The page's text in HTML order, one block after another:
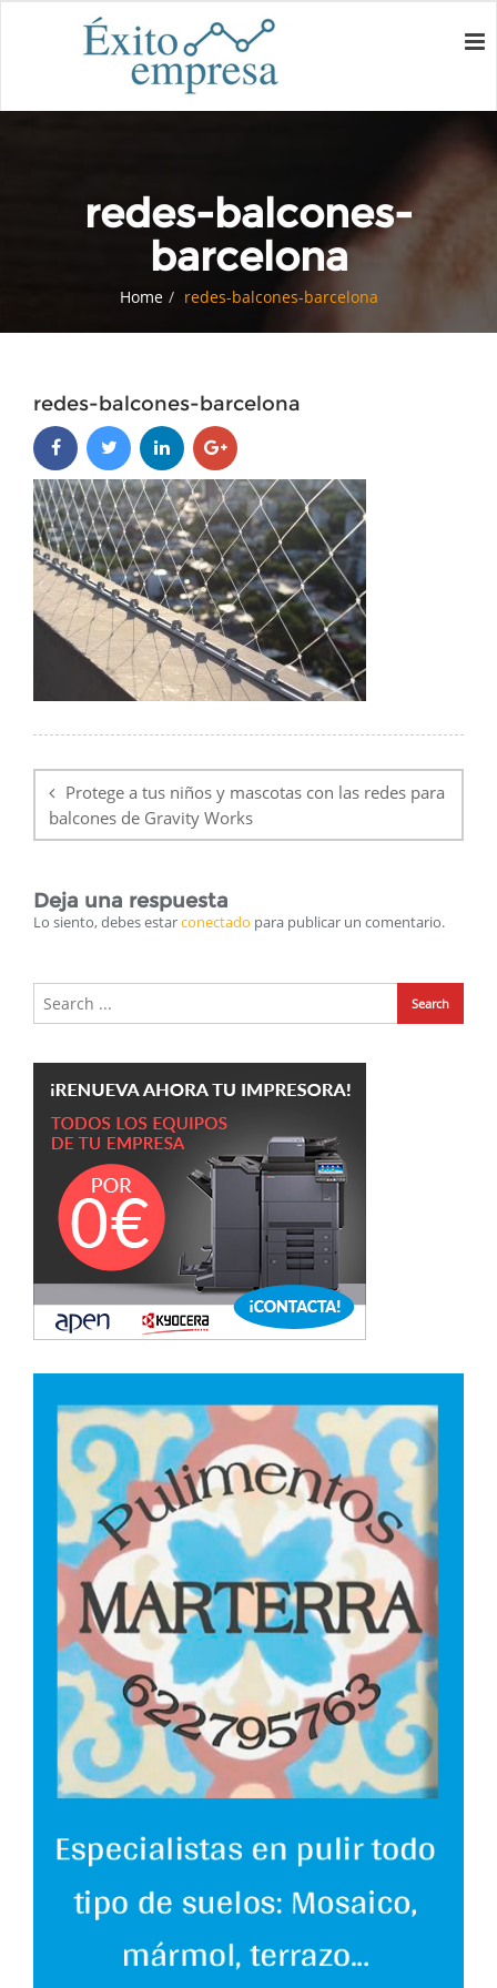
redes-balcones-
barcelona
Home redes-balcones-barcelona
redes-balcones-barcelona
de
entradas
Protege a tus niños y mascotas con las redes para
balcones de Gravity Works
Deja una respuesta
Lo siento, debes estarconectado para publicar un comentario.